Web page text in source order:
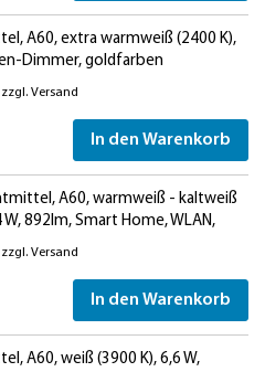
A60, extra warmweiß (2400 K),
Dimmer, goldfarben
zzgl. Versand
In den Warenkorb
A60, warmweiß - kaltweiß
W, 892lm, Smart Home, WLAN,
zzgl. Versand
In den Warenkorb
A60, weiß (3900 K), 6,6 W,